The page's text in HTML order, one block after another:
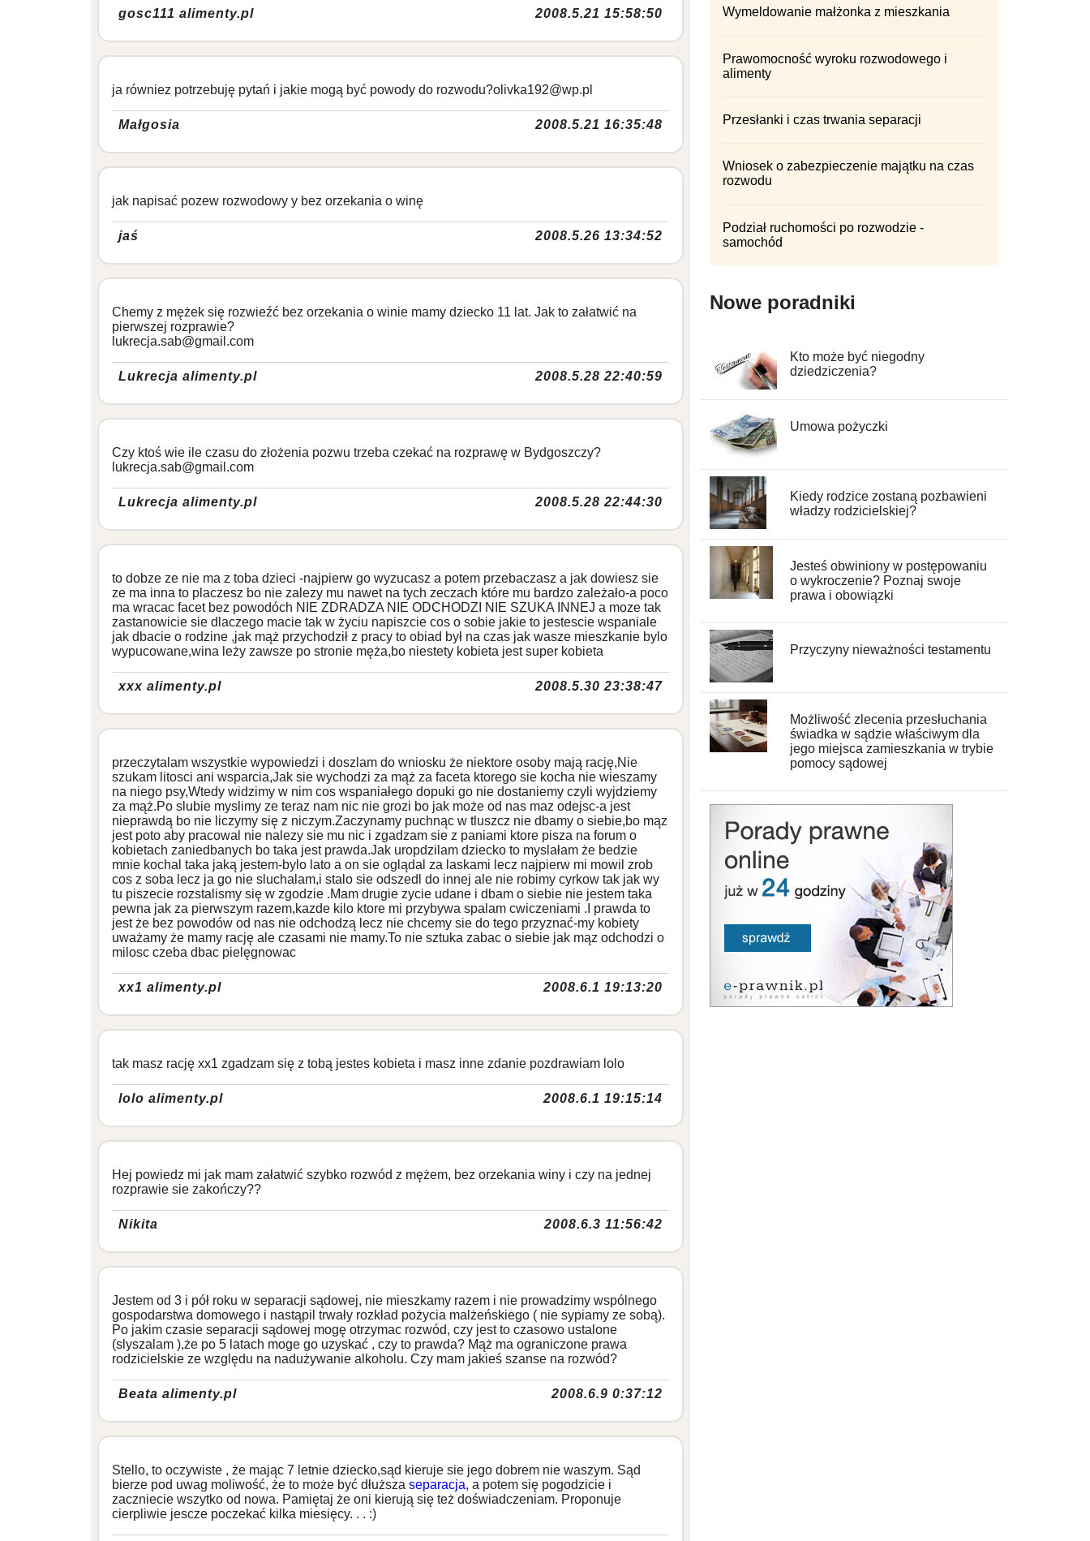
gosc111 alimenty.pl 2008.5.21 15:58:50
ja równiez potrzebuję pytań i jakie mogą być powody do rozwodu?olivka192@wp.pl
Małgosia 2008.5.21 16:35:48
jak napisać pozew rozwodowy y bez orzekania o winę
jaś 2008.5.26 13:34:52
Chemy z mężek się rozwieźć bez orzekania o winie mamy dziecko 11 lat. Jak to załatwić na
pierwszej rozprawie?
lukrecja.sab@gmail.com
Lukrecja alimenty.pl 2008.5.28 22:40:59
Czy ktoś wie ile czasu do złożenia pozwu trzeba czekać na rozprawę w Bydgoszczy?
lukrecja.sab@gmail.com
Lukrecja alimenty.pl 2008.5.28 22:44:30
to dobze ze nie ma z toba dzieci -najpierw go wyzucasz a potem przebaczasz a jak dowiesz sie
ze ma inna to placzesz bo nie zalezy mu nawet na tych zeczach które mu bardzo zależało-a poco
ma wracac facet bez powodóch NIE ZDRADZA NIE ODCHODZI NIE SZUKA INNEJ a moze tak
zastanowicie sie dlaczego macie tak w życiu napiszcie cos o sobie jakie to jestescie wspaniale
jak dbacie o rodzine ,jak mąż przychodził z pracy to obiad był na czas jak wasze mieszkanie bylo
wypucowane,wina leży zawsze po stronie męża,bo niestety kobieta jest super kobieta
xxx alimenty.pl 2008.5.30 23:38:47
przeczytalam wszystkie wypowiedzi i doszlam do wniosku że niektore osoby mają rację,Nie
szukam litosci ani wsparcia,Jak sie wychodzi za mąż za faceta ktorego sie kocha nie wieszamy
na niego psy,Wtedy widzimy w nim cos wspaniałego dopuki go nie dostaniemy czyli wyjdziemy
za mąż.Po slubie myslimy ze teraz nam nic nie grozi bo jak może od nas maz odejsc-a jest
nieprawdą bo nie liczymy się z niczym.Zaczynamy puchnąc w tluszcz nie dbamy o siebie,bo mąz
jest poto aby pracowal nie nalezy sie mu nic i zgadzam sie z paniami ktore pisza na forum o
kobietach zaniedbanych bo taka jest prawda.Jak uropdzilam dziecko to myslałam że bedzie
mnie kochal taka jaką jestem-bylo lato a on sie oglądal za laskami lecz najpierw mi mowil zrob
cos z soba lecz ja go nie sluchalam,i stalo sie odszedl do innej ale nie robimy cyrkow tak jak wy
tu piszecie rozstalismy się w zgodzie .Mam drugie zycie udane i dbam o siebie nie jestem taka
pewna jak za pierwszym razem,kazde kilo ktore mi przybywa spalam cwiczeniami .I prawda to
jest że bez powodów od nas nie odchodzą lecz nie chcemy sie do tego przyznać-my kobiety
uważamy że mamy rację ale czasami nie mamy.To nie sztuka zabac o siebie jak mąz odchodzi o
milosc czeba dbac pielęgnowac
xx1 alimenty.pl 2008.6.1 19:13:20
tak masz rację xx1 zgadzam się z tobą jestes kobieta i masz inne zdanie pozdrawiam lolo
lolo alimenty.pl 2008.6.1 19:15:14
Hej powiedz mi jak mam załatwić szybko rozwód z mężem, bez orzekania winy i czy na jednej
rozprawie sie zakończy??
Nikita 2008.6.3 11:56:42
Jestem od 3 i pół roku w separacji sądowej, nie mieszkamy razem i nie prowadzimy wspólnego
gospodarstwa domowego i nastąpil trwały rozkład pożycia malżeńskiego ( nie sypiamy ze sobą).
Po jakim czasie separacji sądowej mogę otrzymac rozwód, czy jest to czasowo ustalone
(slyszalam ),że po 5 latach moge go uzyskać , czy to prawda? Mąż ma ograniczone prawa
rodzicielskie ze względu na nadużywanie alkoholu. Czy mam jakieś szanse na rozwód?
Beata alimenty.pl 2008.6.9 0:37:12
Stello, to oczywiste , że mając 7 letnie dziecko,sąd kieruje sie jego dobrem nie waszym. Sąd
bierze pod uwag moliwość, że to może być dłuższa separacja, a potem się pogodzicie i
zaczniecie wszytko od nowa. Pamiętaj że oni kierują się też doświadczeniam. Proponuje
cierpliwie jescze poczekać kilka miesięcy. . . :)
Wymeldowanie małżonka z mieszkania
Prawomocność wyroku rozwodowego i
alimenty
Przesłanki i czas trwania separacji
Wniosek o zabezpieczenie majątku na czas
rozwodu
Podział ruchomości po rozwodzie -
samochód
Nowe poradniki
Kto może być niegodny
dziedziczenia?
Umowa pożyczki
Kiedy rodzice zostaną pozbawieni
władzy rodzicielskiej?
Jesteś obwiniony w postępowaniu
o wykroczenie? Poznaj swoje
prawa i obowiązki
Przyczyny nieważności testamentu
Możliwość zlecenia przesłuchania
świadka w sądzie właściwym dla
jego miejsca zamieszkania w trybie
pomocy sądowej